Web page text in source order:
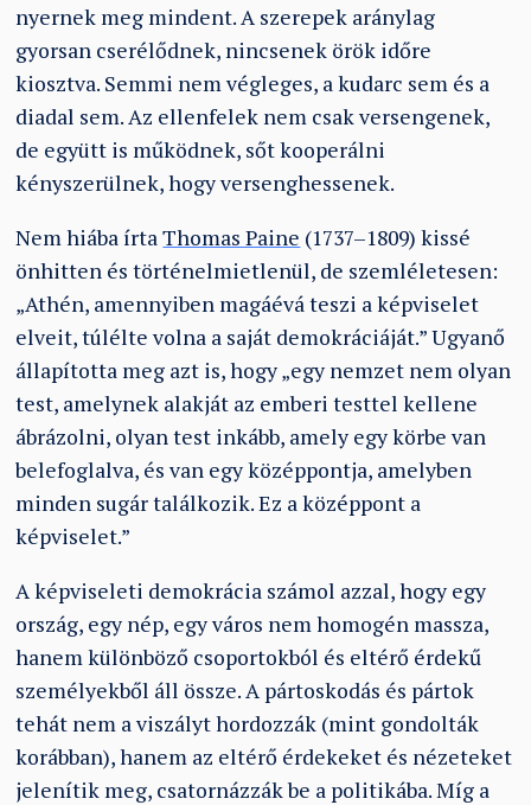
nyernek meg mindent. A szerepek aránylag
gyorsan cserélődnek, nincsenek örök időre
kiosztva. Semmi nem végleges, a kudarc sem és a
diadal sem. Az ellenfelek nem csak versengenek,
de együtt is működnek, sőt kooperálni
kényszerülnek, hogy versenghessenek.
Nem hiába írtaThomas Paine (1737–1809) kissé
önhitten és történelmietlenül, de szemléletesen:
„Athén, amennyiben magáévá teszi a képviselet
elveit, túlélte volna a saját demokráciáját.” Ugyanő
állapította meg azt is, hogy „egy nemzet nem olyan
test, amelynek alakját az emberi testtel kellene
ábrázolni, olyan test inkább, amely egy körbe van
belefoglalva, és van egy középpontja, amelyben
minden sugár találkozik. Ez a középpont a
képviselet.”
A képviseleti demokrácia számol azzal, hogy egy
ország, egy nép, egy város nem homogén massza,
hanem különböző csoportokból és eltérő érdekű
személyekből áll össze. A pártoskodás és pártok
tehát nem a viszályt hordozzák (mint gondolták
korábban), hanem az eltérő érdekeket és nézeteket
jelenítik meg, csatornázzák be a politikába. Míg a